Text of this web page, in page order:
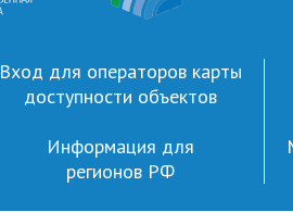
Вход для операторов карты
доступности объектов
Информация для
регионов РФ